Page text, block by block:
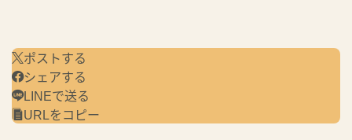
ポストする
シェアする
LINEで送る
URLをコピー